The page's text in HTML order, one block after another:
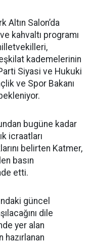
Altın Salon’da
kahvaltı programı
kademelerinin
Siyasi ve Hukuki
ve Spor Bakanı
bugüne kadar
icraatları
belirten Katmer,
basın
etti.
güncel
dile
yer alan